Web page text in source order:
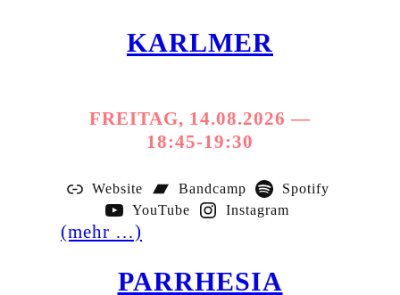
KARLMER
FREITAG, 14.08.2026 —
18:45-19:30
Website Bandcamp
Spotify
YouTube
Instagram
(mehr …)
PARRHESIA